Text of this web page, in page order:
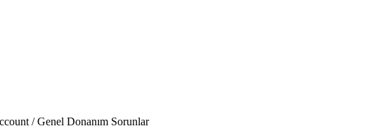
/ Genel Donanım Sorunlar